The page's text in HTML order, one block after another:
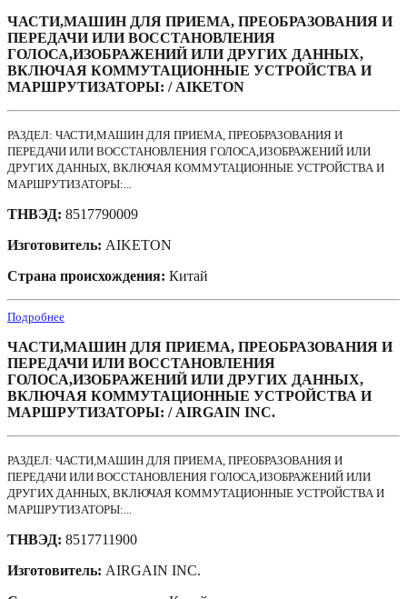
ЧАСТИ,МАШИН ДЛЯ ПРИЕМА, ПРЕОБРАЗОВАНИЯ И
ПЕРЕДАЧИ ИЛИ ВОССТАНОВЛЕНИЯ
ГОЛОСА,ИЗОБРАЖЕНИЙ ИЛИ ДРУГИХ ДАННЫХ,
ВКЛЮЧАЯ КОММУТАЦИОННЫЕ УСТРОЙСТВА И
МАРШРУТИЗАТОРЫ: / AIKETON
РАЗДЕЛ: ЧАСТИ,МАШИН ДЛЯ ПРИЕМА, ПРЕОБРАЗОВАНИЯ И
ПЕРЕДАЧИ ИЛИ ВОССТАНОВЛЕНИЯ ГОЛОСА,ИЗОБРАЖЕНИЙ ИЛИ
ДРУГИХ ДАННЫХ, ВКЛЮЧАЯ КОММУТАЦИОННЫЕ УСТРОЙСТВА И
МАРШРУТИЗАТОРЫ:...
ТНВЭД: 8517790009
Изготовитель: AIKETON
Страна происхождения: Китай
Подробнее
ЧАСТИ,МАШИН ДЛЯ ПРИЕМА, ПРЕОБРАЗОВАНИЯ И
ПЕРЕДАЧИ ИЛИ ВОССТАНОВЛЕНИЯ
ГОЛОСА,ИЗОБРАЖЕНИЙ ИЛИ ДРУГИХ ДАННЫХ,
ВКЛЮЧАЯ КОММУТАЦИОННЫЕ УСТРОЙСТВА И
МАРШРУТИЗАТОРЫ: / AIRGAIN INC.
РАЗДЕЛ: ЧАСТИ,МАШИН ДЛЯ ПРИЕМА, ПРЕОБРАЗОВАНИЯ И
ПЕРЕДАЧИ ИЛИ ВОССТАНОВЛЕНИЯ ГОЛОСА,ИЗОБРАЖЕНИЙ ИЛИ
ДРУГИХ ДАННЫХ, ВКЛЮЧАЯ КОММУТАЦИОННЫЕ УСТРОЙСТВА И
МАРШРУТИЗАТОРЫ:...
ТНВЭД: 8517711900
Изготовитель: AIRGAIN INC.